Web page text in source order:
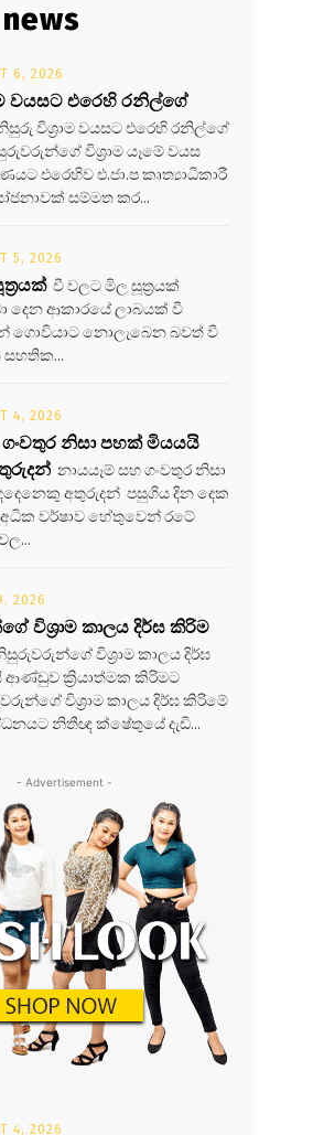
6, 2026
වයසට එරෙහි රනිල්ගේ
විශ්‍රාම වයසට එරෙහි රනිල්ගේ
විශ්‍රාම යෑමේ වයස
එරෙහිව එ.ජා.ප කෘත්‍යාධිකාරී
සම්මත කර...
5, 2026
වී වලට මිල සූත්‍රයක්
දෙන ආකාරයේ ලාබයක් වී
ගොවියාට නොලැබෙන බවත් වී
සහතික...
4, 2026
නිසා පහක් මියයයි
නායයෑම් සහ ගංවතුර නිසා
අතුරුදන් පසුගිය දින දෙක
වර්ෂාව හේතුවෙන් රටේ
2026
විශ්‍රාම කාලය දිර්ඝ කිරිම
විශ්‍රාම කාලය දිර්ඝ
ආණ්ඩුව ක්‍රියාත්මක කිරිමට
විශ්‍රාම කාලය දිර්ඝ කිරිමේ
නිතීඥ ක්ෂේතුයේ දැඩි...
- Advertisement -
4, 2026